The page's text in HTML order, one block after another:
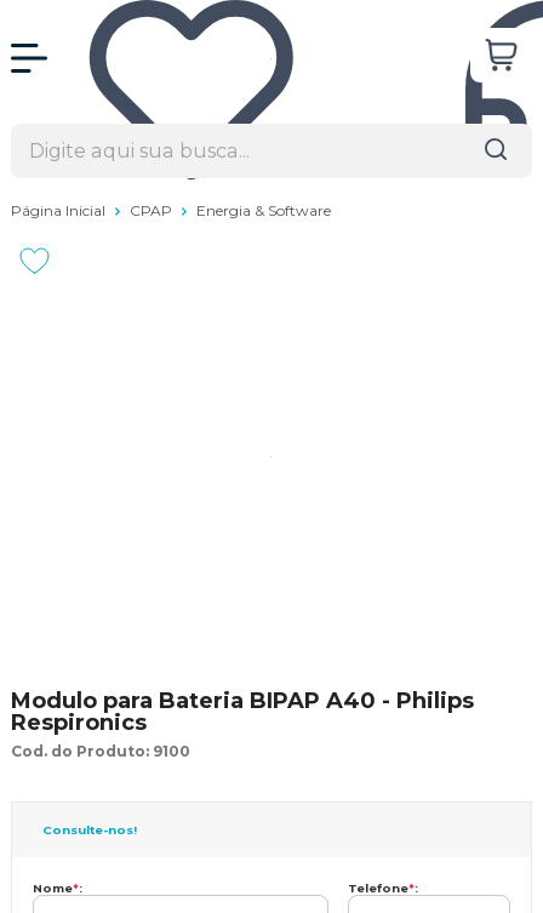
Página Inicial CPAP Energia & Software
Modulo para Bateria BIPAP A40 - Philips
Respironics
Cod. do Produto: 9100
Consulte-nos!
Nome*: Telefone*: